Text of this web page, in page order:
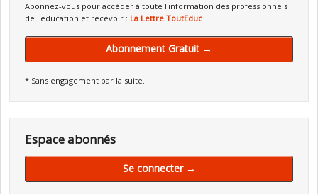
Abonnez-vous pour accéder à toute l'information des professionnels
de l'éducation et recevoir : La Lettre ToutEduc
Abonnement Gratuit →
* Sans engagement par la suite.
Espace abonnés
Se connecter →